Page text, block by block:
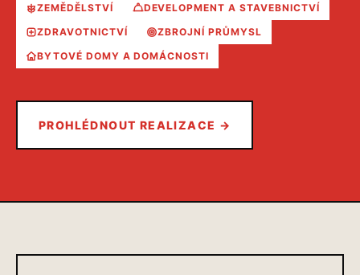
ZEMĚDĚLSTVÍ
DEVELOPMENT A STAVEBNICTVÍ
ZDRAVOTNICTVÍ
ZBROJNÍ PRŮMYSL
BYTOVÉ DOMY A DOMÁCNOSTI
PROHLÉDNOUT REALIZACE →